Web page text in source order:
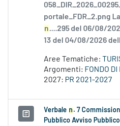
portale_FDR_2.png
n....295 del 06/08/
13 del 04/08/2026
Aree Tematiche:
Argomenti: FONDO
2027: PR 2021-2027
Verbale n . 7
Pubblico Avviso